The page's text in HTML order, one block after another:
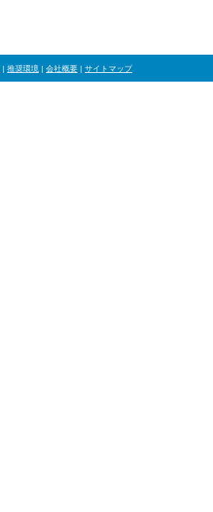
| 推奨環境 | 会社概要 | サイトマップ